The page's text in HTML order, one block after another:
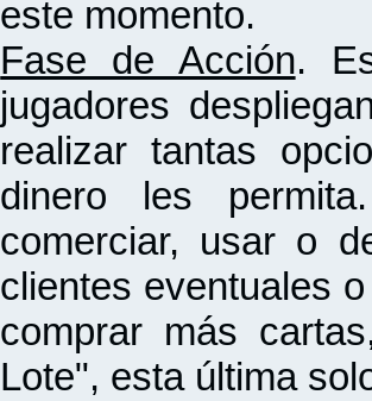
este momento.
Fase de Acción.
jugadores
realizar tantas
dinero les
comerciar, usar o
clientes eventuales
comprar más
Lote", esta última